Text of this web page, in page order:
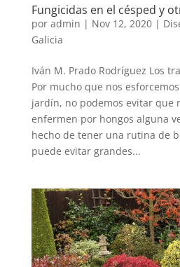
Fungicidas en el césped y
por admin | Nov 12, 2020|
Galicia
Iván M. Prado Rodríguez Los
Por mucho que nos
jardín, no podemos evitar que
enfermen por hongos alguna
hecho de tener una rutina de
puede evitar grandes...